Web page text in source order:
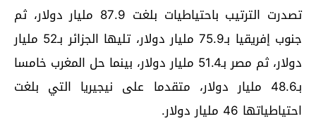
تصدرت الترتيب باحتياطيات بلغت 87.9 مليار دولار، ثم
جنوب إفريقيا بـ75.9 مليار دولار، تليها الجزائر بـ52 مليار
دولار، ثم مصر بـ51.4 مليار دولار، بينما حل المغرب خامسا
بـ48.6 مليار دولار، متقدما على نيجيريا التي بلغت
احتياطياتها 46 مليار دولار.